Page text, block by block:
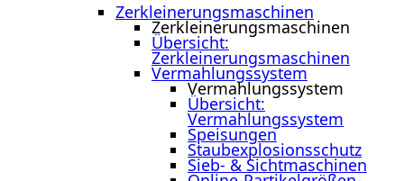
Zerkleinerungs­maschinen
Zerkleinerungs­maschinen
Übersicht:
Zerkleinerungsmaschinen
Vermahlungssystem
Vermahlungssystem
Übersicht:
Vermahlungssystem
Speisungen
Staubexplosionsschutz
Sieb- & Sichtmaschinen